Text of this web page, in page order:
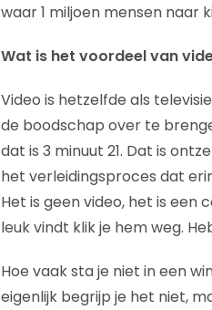
waar 1 miljoen mensen naar
Wat is het voordeel van
Video is hetzelfde als
de boodschap over te
dat is 3 minuut 21. Dat is
het verleidingsproces dat
Het is geen video, het is
leuk vindt klik je hem weg.
Hoe vaak sta je niet in een
eigenlijk begrijp je het niet,